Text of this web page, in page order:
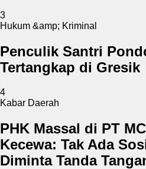
3
Hukum &amp; Kriminal
Penculik Santri
Tertangkap di Gresik
4
Kabar Daerah
PHK Massal di PT
Kecewa: Tak Ada
Diminta Tanda